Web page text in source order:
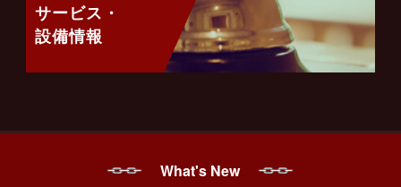
サービス・
設備情報
What's New